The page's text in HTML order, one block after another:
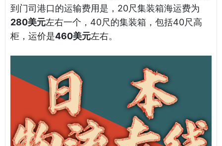
到门司港口的运输费用是，20尺集装箱海运费为
280美元左右一个，40尺的集装箱，包括40尺高
柜，运价是460美元左右。